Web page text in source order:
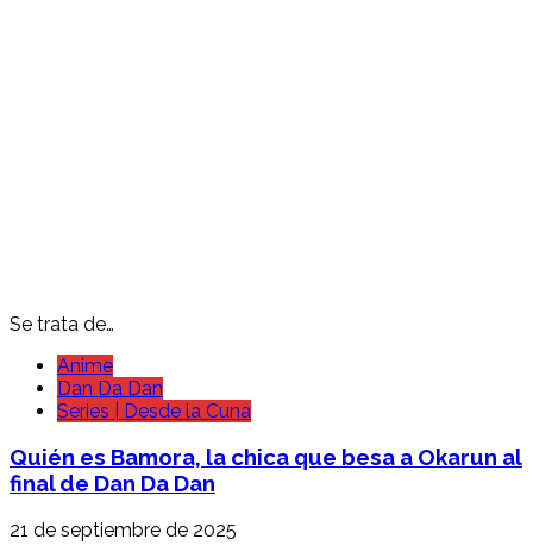
Se trata de…
Anime
Dan Da Dan
Series | Desde la Cuna
Quién es Bamora, la chica que besa a Okarun al
final de Dan Da Dan
21 de septiembre de 2025